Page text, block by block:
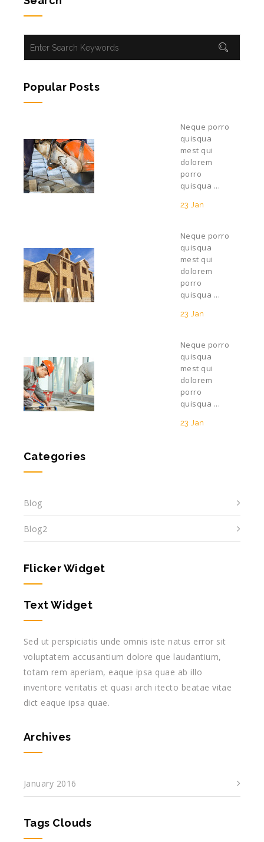
Popular Posts
Neque porro
quisqua
mest qui
dolorem
porro
quisqua ...
23 Jan
Neque porro
quisqua
mest qui
dolorem
porro
quisqua ...
23 Jan
Neque porro
quisqua
mest qui
dolorem
porro
quisqua ...
23 Jan
Categories
Blog
Blog2
Flicker Widget
Text Widget
Sed ut perspiciatis unde omnis iste natus error sit
voluptatem accusantium dolore que laudantium,
totam rem aperiam, eaque ipsa quae ab illo
inventore veritatis et quasi arch itecto beatae vitae
dict eaque ipsa quae.
Archives
January 2016
Tags Clouds